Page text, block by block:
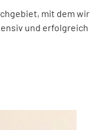
mit dem wir
und erfolgreich